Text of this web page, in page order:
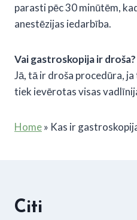
parasti pēc 30 minūtēm,
anestēzijas iedarbība.
Vai gastroskopija ir droša?
Jā, tā ir droša procedūra,
tiek ievērotas visas
Home» Kas ir
Citi